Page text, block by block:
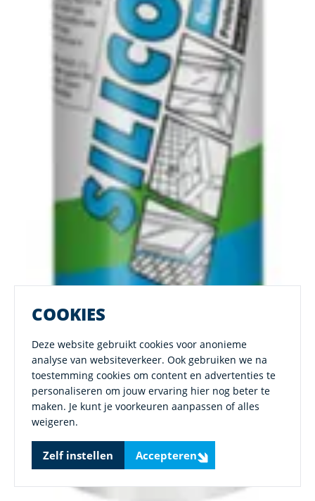
COOKIES
Deze website gebruikt cookies voor anonieme
analyse van websiteverkeer. Ook gebruiken we na
toestemming cookies om content en advertenties te
personaliseren om jouw ervaring hier nog beter te
maken. Je kunt je voorkeuren aanpassen of alles
weigeren.
Zelf instellen Accepteren